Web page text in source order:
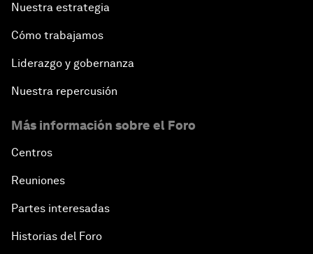
Nuestra estrategia
Cómo trabajamos
Liderazgo y gobernanza
Nuestra repercusión
Más información sobre el Foro
Centros
Reuniones
Partes interesadas
Historias del Foro